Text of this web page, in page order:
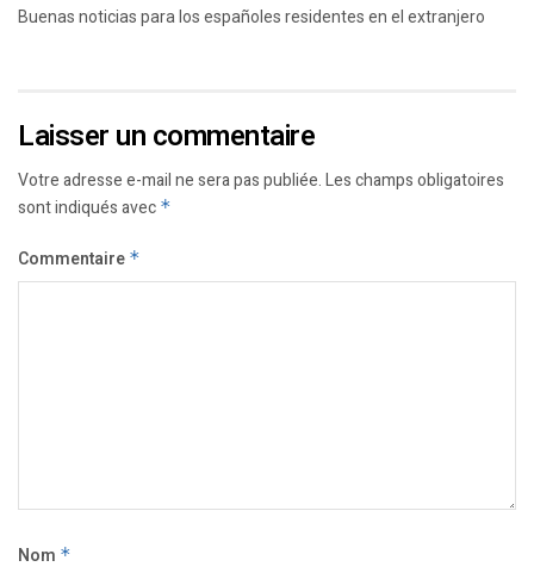
Buenas noticias para los españoles residentes en el extranjero
Laisser un commentaire
Votre adresse e-mail ne sera pas publiée.Les champs obligatoires
sont indiqués avec *
Commentaire *
Nom *